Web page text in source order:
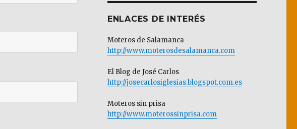
ENLACES DE INTERÉS
Moteros de Salamanca
http://www.moterosdesalamanca.com
El Blog de José Carlos
http://josecarlosiglesias.blogspot.com.es
Moteros sin prisa
http://www.moterossinprisa.com